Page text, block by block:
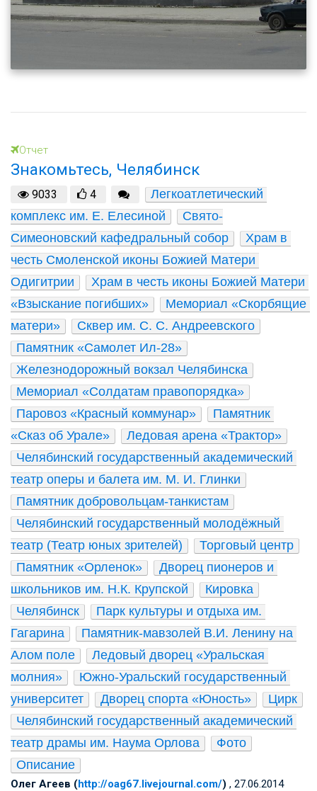
Отчет
Знакомьтесь, Челябинск
9033 4
Легкоатлетический
комплекс им. Е. Елесиной
Свято-
Симеоновский кафедральный собор
Храм в
честь Смоленской иконы Божией Матери
Одигитрии
Храм в честь иконы Божией Матери
«Взыскание погибших»
Мемориал «Скорбящие
матери»
Сквер им. С. С. Андреевского
Памятник «Самолет Ил-28»
Железнодорожный вокзал Челябинска
Мемориал «Солдатам правопорядка»
Паровоз «Красный коммунар»
Памятник
«Сказ об Урале»
Ледовая арена «Трактор»
Челябинский государственный академический
театр оперы и балета им. М. И. Глинки
Памятник добровольцам-танкистам
Челябинский государственный молодёжный
театр (Театр юных зрителей)
Торговый центр
Памятник «Орленок»
Дворец пионеров и
школьников им. Н.К. Крупской
Кировка
Челябинск
Парк культуры и отдыха им.
Гагарина
Памятник-мавзолей В.И. Ленину на
Алом поле
Ледовый дворец «Уральская
молния»
Южно-Уральский государственный
университет
Дворец спорта «Юность»
Цирк
Челябинский государственный академический
театр драмы им. Наума Орлова
Фото
Описание
Олег Агеев (http://oag67.livejournal.com/) , 27.06.2014